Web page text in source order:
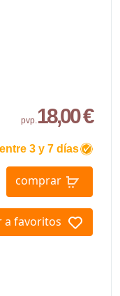
pvp.18,00 €
3 y 7 días
comprar
a favoritos